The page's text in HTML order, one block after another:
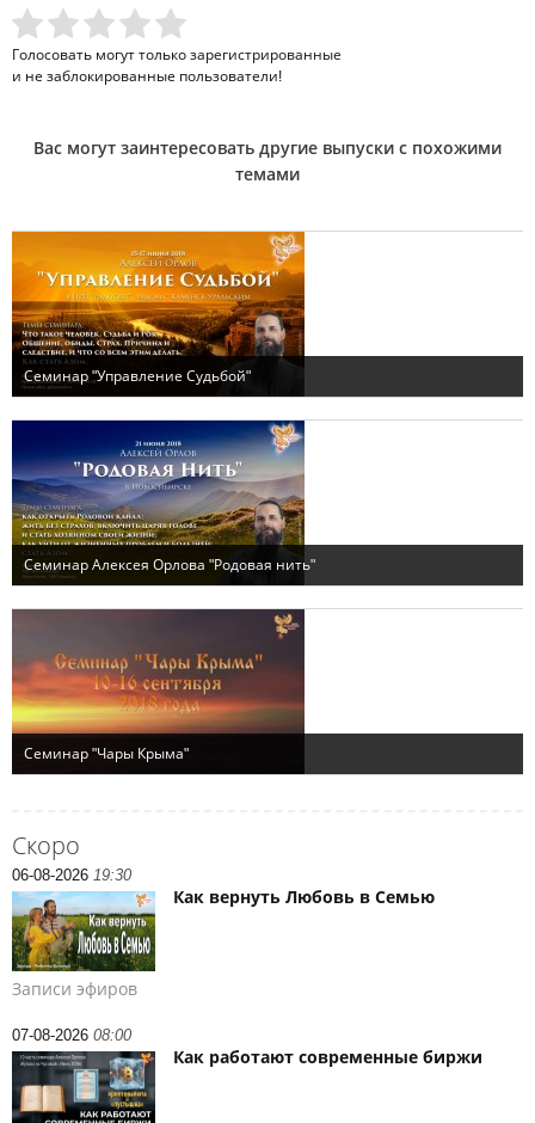
Скоро
06-08-2026 19:30
Как вернуть Любовь в Семью
Записи эфиров
07-08-2026 08:00
Как работают современные биржи
Голосовать могут только зарегистрированные
и не заблокированные пользователи!
Вас могут заинтересовать другие выпуски с похожими
темами